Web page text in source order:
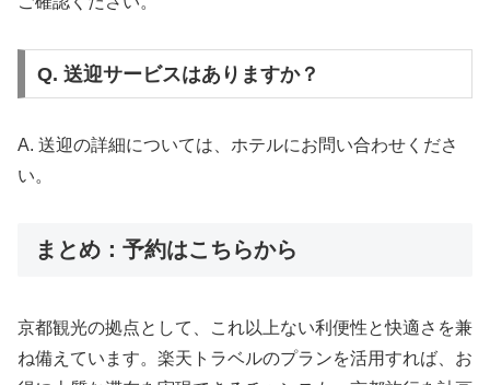
Q. 送迎サービスはありますか？
A. 送迎の詳細については、ホテルにお問い合わせくださ
い。
まとめ：予約はこちらから
京都観光の拠点として、これ以上ない利便性と快適さを兼
ね備えています。楽天トラベルのプランを活用すれば、お